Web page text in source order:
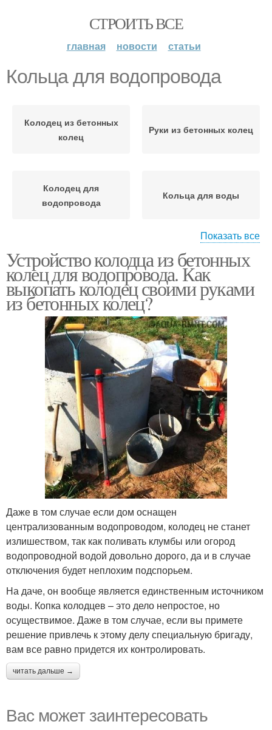
СТРОИТЬ ВСЕ
главная новости статьи
Кольца для водопровода
Колодец из бетонных
колец
Руки из бетонных колец
Колодец для
водопровода
Кольца для воды
Канализация из
бетонных колец
Показать все
Устройство колодца из бетонных
колец для водопровода. Как
выкопать колодец своими руками
из бетонных колец?
Даже в том случае если дом оснащен
централизованным водопроводом, колодец не станет
излишеством, так как поливать клумбы или огород
водопроводной водой довольно дорого, да и в случае
отключения будет неплохим подспорьем.
На даче, он вообще является единственным источником
воды. Копка колодцев – это дело непростое, но
осуществимое. Даже в том случае, если вы примете
решение привлечь к этому делу специальную бригаду,
вам все равно придется их контролировать.
читать дальше →
Вас может заинтересовать